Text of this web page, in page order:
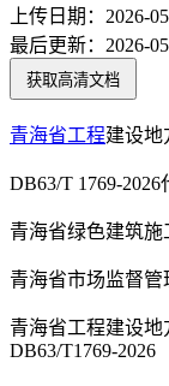
上传日期： 2026-
最后更新： 2026-
获取高清文档
青海省工程建设地
DB63/T 1769-2026
青海省绿色建筑
青海省市场监督
青海省工程建设
DB63/T1769-2026